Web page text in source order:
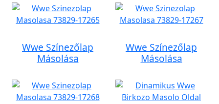
Wwe Színezőlap
Másolása
Wwe Színezőlap
Másolása